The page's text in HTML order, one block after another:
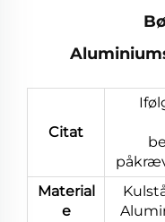
Citat
Material
e